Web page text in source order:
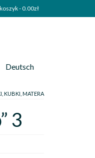
-0.00zł
Deutsch
KUBKI, MATERA
3